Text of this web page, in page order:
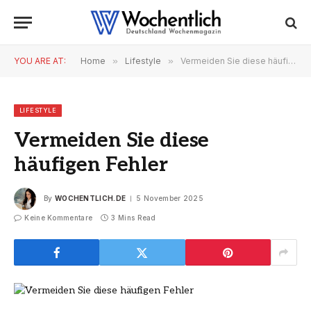
YOU ARE AT: Home » Lifestyle » Vermeiden Sie diese häufigen Fehler
LIFESTYLE
Vermeiden Sie diese
häufigen Fehler
By WOCHENTLICH.DE 5 November 2025
Keine Kommentare 3 Mins Read